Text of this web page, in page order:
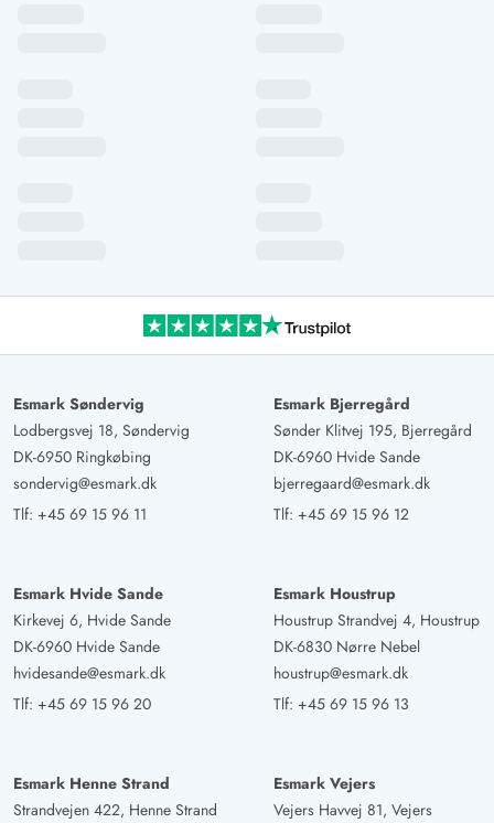
Esmark Søndervig
Lodbergsvej 18, Søndervig
DK-6950 Ringkøbing
sondervig@esmark.dk
Tlf: +45 69 15 96 11
Esmark Bjerregård
Sønder Klitvej 195, Bjerregård
DK-6960 Hvide Sande
bjerregaard@esmark.dk
Tlf: +45 69 15 96 12
Esmark Hvide Sande
Kirkevej 6, Hvide Sande
DK-6960 Hvide Sande
hvidesande@esmark.dk
Tlf: +45 69 15 96 20
Esmark Houstrup
Houstrup Strandvej 4, Houstrup
DK-6830 Nørre Nebel
houstrup@esmark.dk
Tlf: +45 69 15 96 13
Esmark Henne Strand
Strandvejen 422, Henne Strand
Esmark Vejers
Vejers Havvej 81, Vejers